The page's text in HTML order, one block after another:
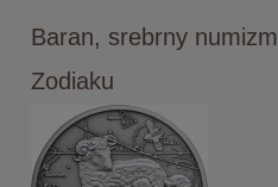
Baran, srebrny
Zodiaku